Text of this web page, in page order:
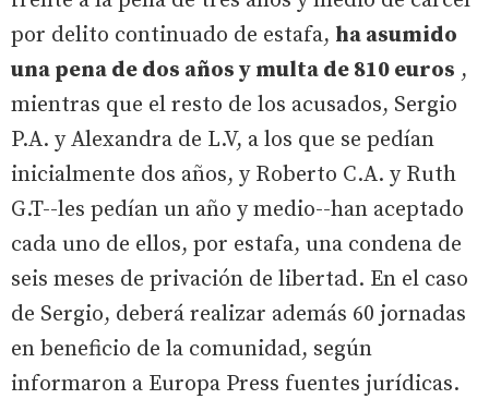
por delito continuado de estafa, ha asumido
una pena de dos años y multa de 810 euros ,
mientras que el resto de los acusados, Sergio
P.A. y Alexandra de L.V, a los que se pedían
inicialmente dos años, y Roberto C.A. y Ruth
G.T--les pedían un año y medio--han aceptado
cada uno de ellos, por estafa, una condena de
seis meses de privación de libertad. En el caso
de Sergio, deberá realizar además 60 jornadas
en beneficio de la comunidad, según
informaron a Europa Press fuentes jurídicas.